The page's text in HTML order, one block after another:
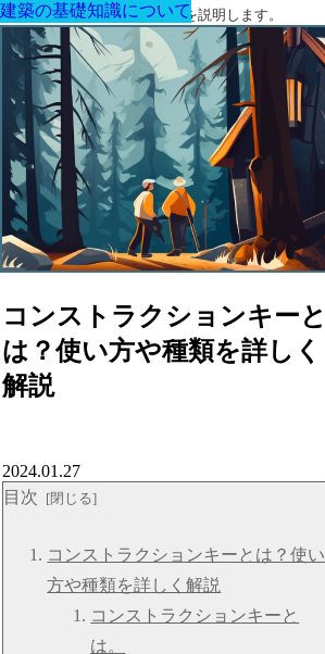
建築に関する用語と関連法令を説明します。
コンストラクションキーと
は？使い方や種類を詳しく
解説
建築の基礎知識について
2024.01.27
目次
コンストラクションキーとは？使い
方や種類を詳しく解説
コンストラクションキーと
は。
建築の基礎知識について
建築の基礎知識について
建築の基礎知識について
建築の基礎知識について
建築の基礎知識について
建築の基礎知識について